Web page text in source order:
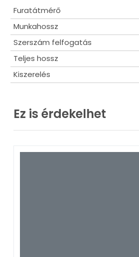
Furatátmérő
Munkahossz
Szerszám felfogatás
Teljes hossz
Kiszerelés
Ez is érdekelhet